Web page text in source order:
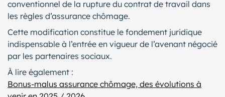
conventionnel de la rupture du contrat de travail dans
les règles d’assurance chômage.
Cette modification constitue le fondement juridique
indispensable à l’entrée en vigueur de l’avenant négocié
par les partenaires sociaux.
À lire également :
Bonus-malus assurance chômage, des évolutions à